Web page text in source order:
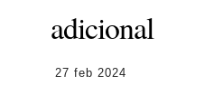
adicional
27 feb 2024